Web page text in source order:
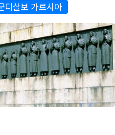
디살보 가르시아